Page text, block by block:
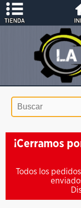
¡Cerramos
Todos los